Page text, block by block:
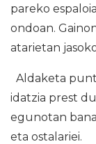
pareko
ondoan.
atarietan
Aldaketa
idatzia prest
egunotan
eta ostalariei.